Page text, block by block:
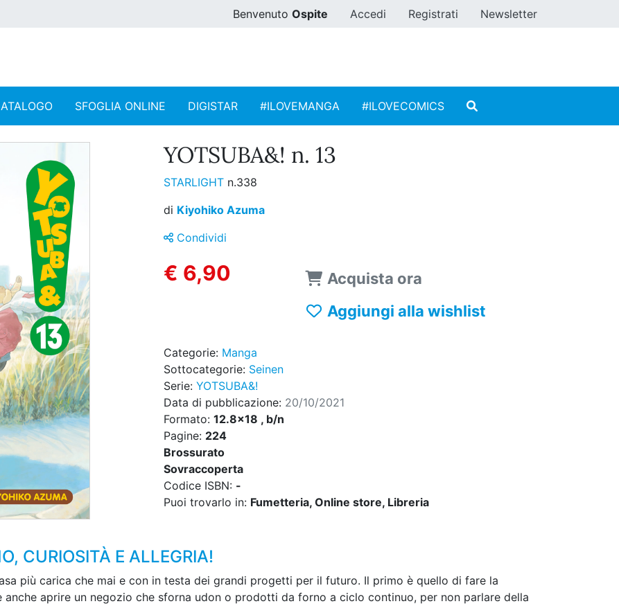
Benvenuto Ospite Accedi Registrati Newsletter
SFOGLIA ONLINE DIGISTAR #ILOVEMANGA #ILOVECOMICS
YOTSUBA&! n. 13
STARLIGHT n.338
di Kiyohiko Azuma
Condividi
€ 6,90
Acquista ora
Aggiungi alla wishlist
Categorie: Manga
Sottocategorie: Seinen
Serie: YOTSUBA&!
Data di pubblicazione: 20/10/2021
Formato: 12.8x18 , b/n
Pagine: 224
Brossurato
Sovraccoperta
Codice ISBN: -
Puoi trovarlo in: Fumetteria, Online store, Libreria
CURIOSITÀ E ALLEGRIA!
più carica che mai e con in testa dei grandi progetti per il futuro. Il primo è quello di fare la
aprire un negozio che sforna udon o prodotti da forno a ciclo continuo, per non parlare della